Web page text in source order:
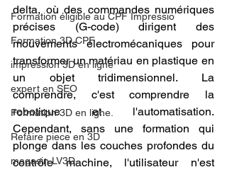
Formation éligible au CPF Impressio
Formation 3D CPF
impression 3D en ligne
expert en SEO
Formation 3D en ligne.
Refaire piece en 3D
magasin LV3D
delta, où des commandes numériques
précises (G-code) dirigent des
mouvements électromécaniques pour
transformer un matériau en plastique en
un objet tridimensionnel. La
comprendre, c'est comprendre la
robotique et l'automatisation.
Cependant, sans une formation qui
plonge dans les couches profondes du
contrôle machine, l'utilisateur n'est